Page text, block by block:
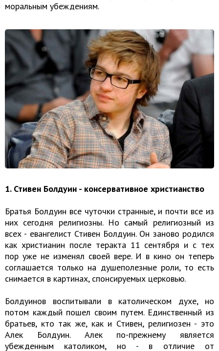
моральным убеждениям.
1. Стивен Болдуин - консервативное христианство
Братья Болдуин все чуточки странные, и почти все из
них сегодня религиозны. Но самый религиозный из
всех - евангелист Стивен Болдуин. Он заново родился
как христианин после теракта 11 сентября и с тех
пор уже не изменял своей вере. И в кино он теперь
соглашается только на душеполезные роли, то есть
снимается в картинах, спонсируемых церковью.
Болдуинов воспитывали в католическом духе, но
потом каждый пошел своим путем. Единственный из
братьев, кто так же, как и Стивен, религиозен - это
Алек Болдуин. Алек по-прежнему является
убежденным католиком, но - в отличие от